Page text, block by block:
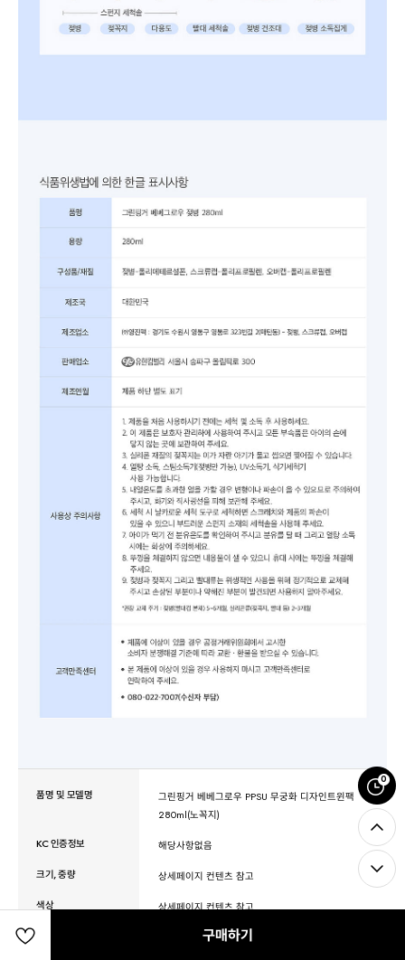
0
구매하기
품명 및 모델명
그린핑거 베베그로우 PPSU 무궁화 디자인트윈팩
280ml(노꼭지)
KC 인증정보
해당사항없음
크기, 중량
상세페이지 컨텐츠 참고
색상
상세페이지 컨텐츠 참고
상세페이지 컨텐츠 참고